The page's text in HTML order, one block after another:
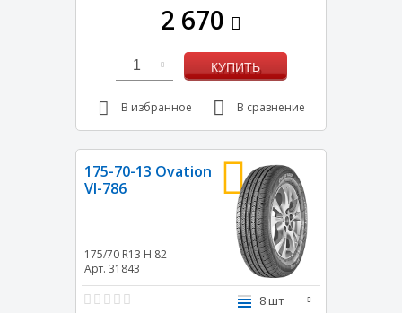
2 670
1 КУПИТЬ
В избранное В сравнение
175-70-13 Ovation
VI-786
175/70 R13 H 82
Арт. 31843
8 шт